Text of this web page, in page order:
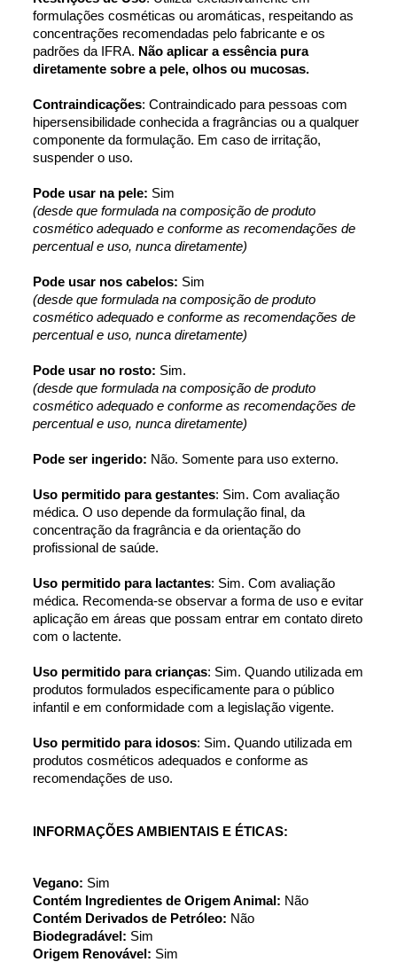
formulações cosméticas ou aromáticas, respeitando as
concentrações recomendadas pelo fabricante e os
padrões da IFRA. Não aplicar a essência pura
diretamente sobre a pele, olhos ou mucosas.
Contraindicações: Contraindicado para pessoas com
hipersensibilidade conhecida a fragrâncias ou a qualquer
componente da formulação. Em caso de irritação,
suspender o uso.
Pode usar na pele: Sim
(desde que formulada na composição de produto
cosmético adequado e conforme as recomendações de
percentual e uso, nunca diretamente)
Pode usar nos cabelos: Sim
(desde que formulada na composição de produto
cosmético adequado e conforme as recomendações de
percentual e uso, nunca diretamente)
Pode usar no rosto: Sim.
(desde que formulada na composição de produto
cosmético adequado e conforme as recomendações de
percentual e uso, nunca diretamente)
Pode ser ingerido: Não. Somente para uso externo.
Uso permitido para gestantes: Sim. Com avaliação
médica. O uso depende da formulação final, da
concentração da fragrância e da orientação do
profissional de saúde.
Uso permitido para lactantes: Sim. Com avaliação
médica. Recomenda-se observar a forma de uso e evitar
aplicação em áreas que possam entrar em contato direto
com o lactente.
Uso permitido para crianças: Sim. Quando utilizada em
produtos formulados especificamente para o público
infantil e em conformidade com a legislação vigente.
Uso permitido para idosos: Sim. Quando utilizada em
produtos cosméticos adequados e conforme as
recomendações de uso.
INFORMAÇÕES AMBIENTAIS E ÉTICAS:
Vegano: Sim
Contém Ingredientes de Origem Animal: Não
Contém Derivados de Petróleo: Não
Biodegradável: Sim
Origem Renovável: Sim